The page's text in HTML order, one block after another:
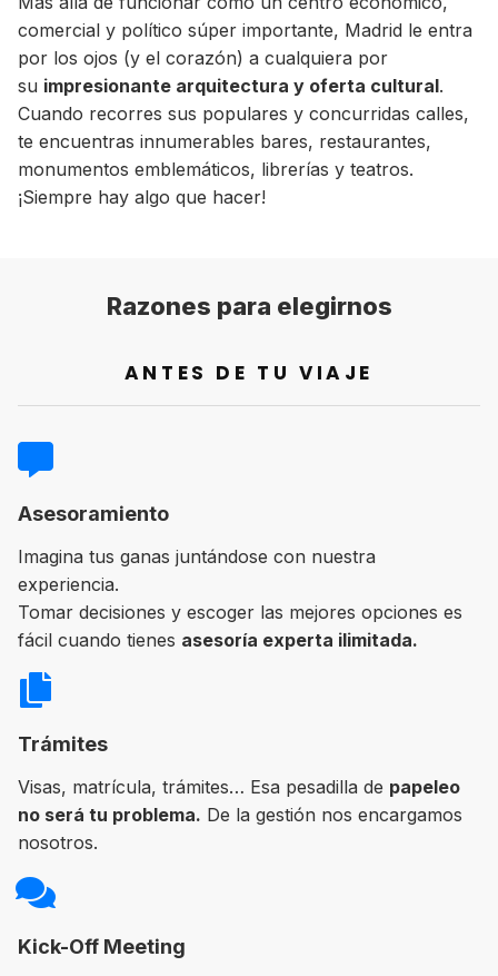
comercial y político súper importante, Madrid le entra
por los ojos (y el corazón) a cualquiera por
su impresionante arquitectura y oferta cultural.
Cuando recorres sus populares y concurridas calles,
te encuentras innumerables bares, restaurantes,
monumentos emblemáticos, librerías y teatros.
¡Siempre hay algo que hacer!
Razones para elegirnos
ANTES DE TU VIAJE
Asesoramiento
Imagina tus ganas juntándose con nuestra
experiencia.
Tomar decisiones y escoger las mejores opciones es
fácil cuando tienes asesoría experta ilimitada.
Trámites
Visas, matrícula, trámites… Esa pesadilla de papeleo
no será tu problema. De la gestión nos encargamos
nosotros.
Kick-Off Meeting